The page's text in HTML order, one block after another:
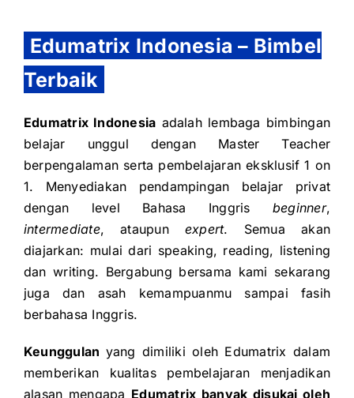
Edumatrix Indonesia – Bimbel
Terbaik
Edumatrix Indonesia adalah lembaga bimbingan
belajar unggul dengan Master Teacher
berpengalaman serta pembelajaran eksklusif 1 on
1. Menyediakan pendampingan belajar privat
dengan level Bahasa Inggris beginner,
intermediate, ataupun expert. Semua akan
diajarkan: mulai dari speaking, reading, listening
dan writing. Bergabung bersama kami sekarang
juga dan asah kemampuanmu sampai fasih
berbahasa Inggris.
Keunggulan yang dimiliki oleh Edumatrix dalam
memberikan kualitas pembelajaran menjadikan
alasan mengapa Edumatrix banyak disukai oleh